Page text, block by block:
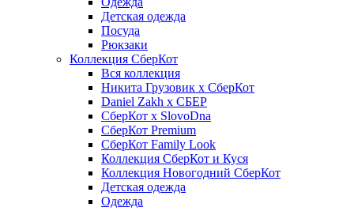
Детская одежда
Посуда
Рюкзаки
Коллекция СберКот
Вся коллекция
Никита Грузовик х СберКот
Daniel Zakh x СБЕР
СберКот x SlovoDna
СберКот Premium
СберКот Family Look
Коллекция СберКот и Куся
Коллекция Новогодний СберКот
Детская одежда
Одежда